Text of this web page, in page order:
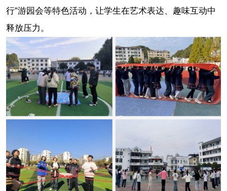
行”游园会等特色活动，让学生在艺术表达、趣味互动中
释放压力。